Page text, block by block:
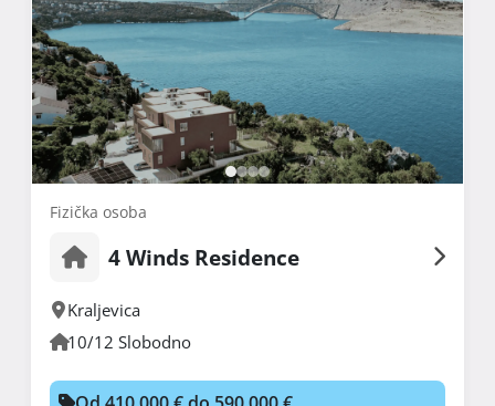
Fizička osoba
4 Winds Residence
Kraljevica
10/12 Slobodno